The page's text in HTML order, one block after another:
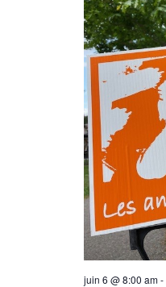
juin 6 @ 8:00 am-